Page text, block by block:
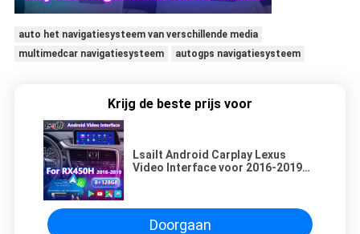
auto het navigatiesysteem van verschillende media
multimedcar navigatiesysteem
autogps navigatiesysteem
Krijg de beste prijs voor
Lsailt Android Carplay Lexus
Video Interface voor 2016-2019
Doorgaan